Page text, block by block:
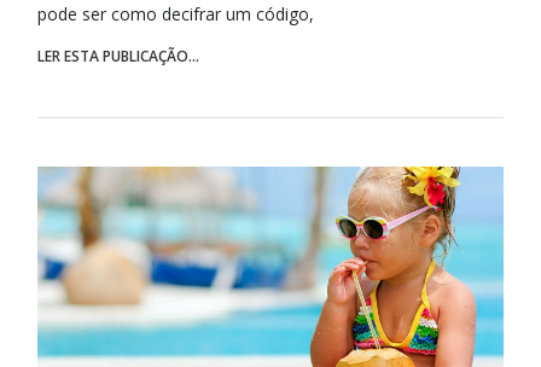
pode ser como decifrar um código,
LER ESTA PUBLICAÇÃO...